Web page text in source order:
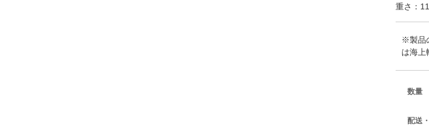
重さ：
※製品
は海上
数量
配送